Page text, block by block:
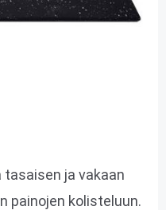
ja vakaan
painojen kolisteluun.